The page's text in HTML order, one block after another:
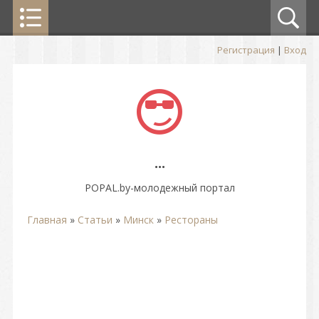
Регистрация | Вход
...
POPAL.by-молодежный портал
Главная » Статьи » Минск » Рестораны